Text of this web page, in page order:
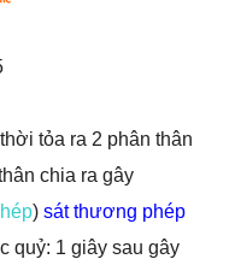
tỏa ra 2 phân thân
chia ra gây
) sát thương phép
quỷ: 1 giây sau gây